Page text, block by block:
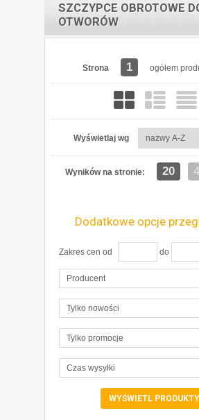
SZCZYPCE OBROTOWE
OTWORÓW
Strona 1 ogółem
Wyświetlaj wg
Wyników na stronie: 20
Dodatkowe opcje
Zakres cen od do
Producent
Tylko nowości
Tylko promocje
Czas wysyłki
ZOBACZ